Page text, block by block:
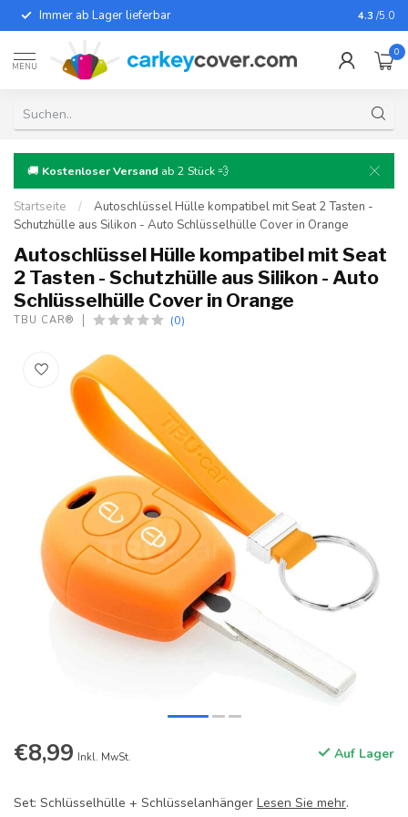
Immer ab Lager lieferbar Für fast
4.3 /5.0
MENU
0
🚚 Kostenloser Versand ab 2 Stück 💨
Startseite /
Autoschlüssel Hülle kompatibel mit Seat 2 Tasten -
Schutzhülle aus Silikon - Auto Schlüsselhülle Cover in Orange
Autoschlüssel Hülle kompatibel mit Seat
2 Tasten - Schutzhülle aus Silikon - Auto
Schlüsselhülle Cover in Orange
TBU CAR® (0)
€8,99 Inkl. MwSt. Auf Lager
Set: Schlüsselhülle + Schlüsselanhänger Lesen Sie mehr.